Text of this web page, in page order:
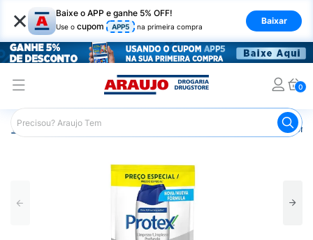
× Baixe o APP e ganhe 5% OFF!
Use o cupom APP5 na primeira compra
Baixar
0
Araujo Higiene Pessoal